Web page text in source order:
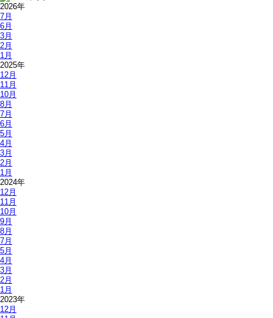
2026年
7月
6月
3月
2月
1月
2025年
12月
11月
10月
8月
7月
6月
5月
4月
3月
2月
1月
2024年
12月
11月
10月
9月
8月
7月
5月
4月
3月
2月
1月
2023年
12月